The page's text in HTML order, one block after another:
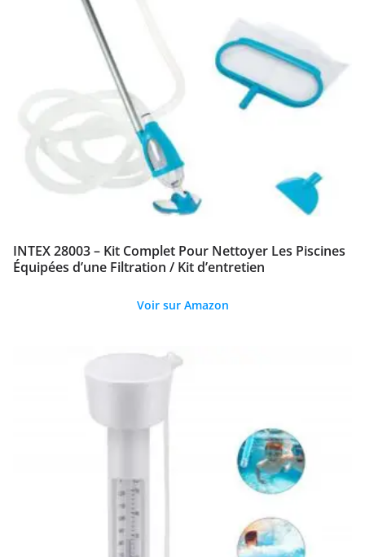
INTEX 28003 – Kit Complet Pour Nettoyer Les Piscines
Équipées d’une Filtration / Kit d’entretien
Voir sur Amazon